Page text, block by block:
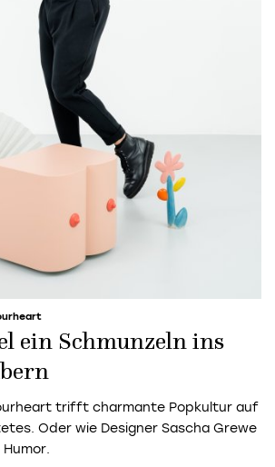
ein Schmunzeln ins
trifft charmante Popkultur auf
Oder wie Designer Sascha Grewe